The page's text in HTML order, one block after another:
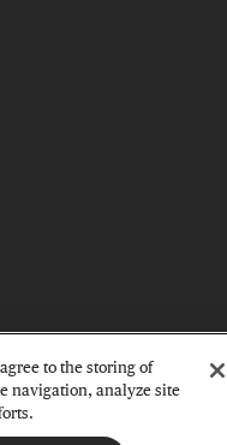
to the storing of
navigation, analyze site